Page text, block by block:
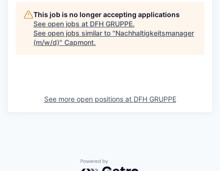
This job is no longer accepting applications
See open jobs at DFH GRUPPE.
See open jobs similar to "Nachhaltigkeitsmanager
(m/w/d)" Capmont.
See more open positions at DFH GRUPPE
Powered by Getro.com